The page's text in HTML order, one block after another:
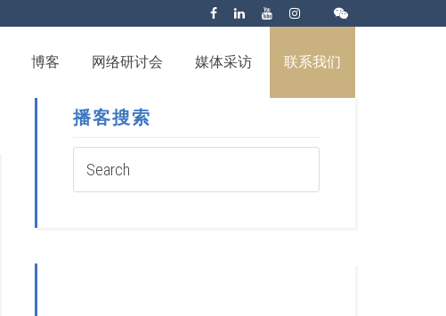
博客 网络研讨会 媒体采访 联系我们
播客搜索